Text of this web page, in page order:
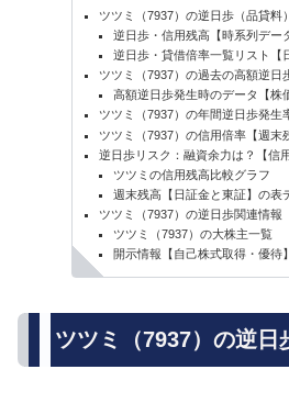
ツツミ（7937）の逆日歩（品貸料
逆日歩・信用残高【時系列デー
逆日歩・貸借倍率一覧リスト【
ツツミ（7937）の過去の高額逆日
高額逆日歩発生時のデータ【株
ツツミ（7937）の年間逆日歩発生
ツツミ（7937）の信用倍率【週末
逆日歩リスク：融資余力は？【信
ツツミの信用残高比較グラフ
週末残高【日証金と東証】の表
ツツミ（7937）の逆日歩関連情報
ツツミ（7937）の大株主一覧
開示情報【自己株式取得・優待】
ツツミ（7937）の逆日